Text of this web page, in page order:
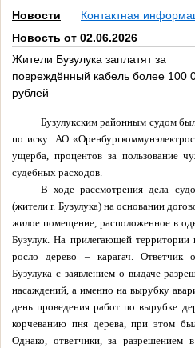
Новости
Контактная
Новость от 02.06.2026
Жители Бузулука заплатят за
повреждённый кабель более 100
рублей
Бузулукским районным судом
по иску
АО
ущерба, процентов за пользование
судебных расходов.
В ходе рассмотрения дела
(жители г. Бузулука) на основании
жилое помещение, расположенное в
Бузулук. На прилегающей
росло дерево – карагач. Ответчик
Бузулука с заявлением о выдаче
насаждений, а именно на вырубку
день проведения работ по вырубке
корчеванию пня дерева, при этом
Однако, ответчики, за разрешением